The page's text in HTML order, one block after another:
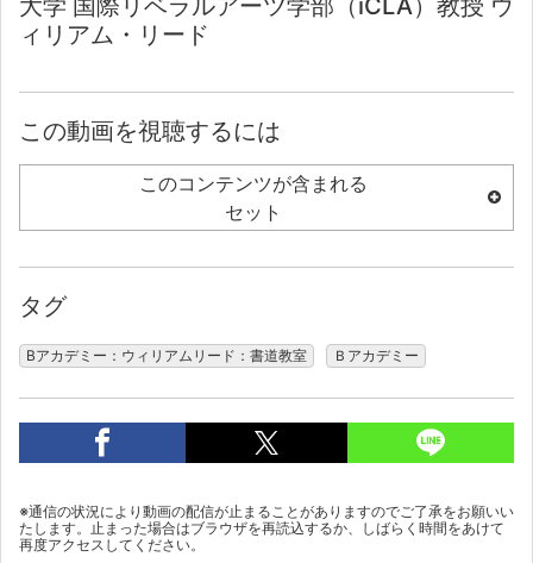
大学 国際リベラルアーツ学部（iCLA）教授 ウ
ィリアム・リード
この動画を視聴するには
このコンテンツが含まれる
セット
タグ
Bアカデミー：ウィリアムリード：書道教室 Ｂアカデミー
※通信の状況により動画の配信が止まることがありますのでご了承をお願いい
たします。止まった場合はブラウザを再読込するか、しばらく時間をあけて
再度アクセスしてください。